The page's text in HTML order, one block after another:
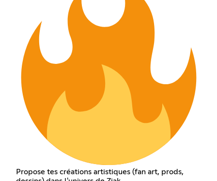
Propose tes créations artistiques (fan art, prods,